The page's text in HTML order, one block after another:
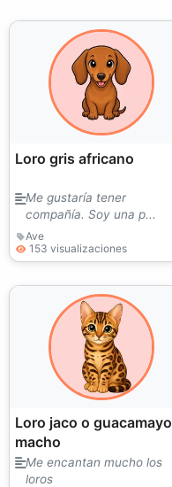
Loro gris africano
Me gustaría tener
compañía. Soy una p...
Ave
153 visualizaciones
Loro jaco o guacamayo
macho
Me encantan mucho los
loros